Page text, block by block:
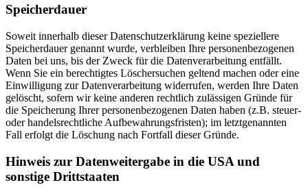
Speicherdauer
Soweit innerhalb dieser Datenschutzerklärung keine speziellere
Speicherdauer genannt wurde, verbleiben Ihre personenbezogenen
Daten bei uns, bis der Zweck für die Datenverarbeitung entfällt.
Wenn Sie ein berechtigtes Löschersuchen geltend machen oder eine
Einwilligung zur Datenverarbeitung widerrufen, werden Ihre Daten
gelöscht, sofern wir keine anderen rechtlich zulässigen Gründe für
die Speicherung Ihrer personenbezogenen Daten haben (z.B. steuer-
oder handelsrechtliche Aufbewahrungsfristen); im letztgenannten
Fall erfolgt die Löschung nach Fortfall dieser Gründe.
Hinweis zur Datenweitergabe in die USA und
sonstige Drittstaaten